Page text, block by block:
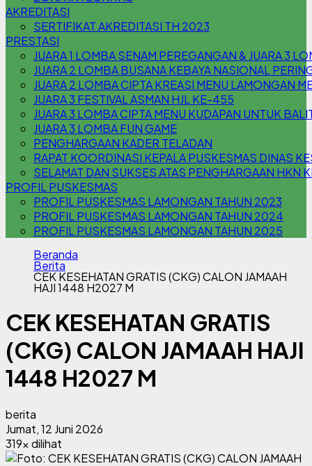
AKREDITASI
SERTIFIKAT AKREDITASI TH 2023
PRESTASI
JUARA 1 LOMBA SENAM PEREGANGAN & JUARA 3
JUARA 2 LOMBA BUSANA KEBAYA NASIONAL
JUARA 2 LOMBA CIPTA KREASI MENU LAMONGAN
JUARA 3 FESTIVAL ASMAN HJL KE-455
JUARA 3 LOMBA CIPTA MENU KUDAPAN UNTUK
JUARA 3 LOMBA FUN GAME
PENGHARGAAN KADER TELADAN
RAPAT KOORDINASI KEPALA PUSKESMAS DINAS
SELAMAT DAN SUKSES ATAS PENGHARGAAN HKN
PROFIL PUSKESMAS
PROFIL PUSKESMAS LAMONGAN TAHUN 2023
PROFIL PUSKESMAS LAMONGAN TAHUN 2024
PROFIL PUSKESMAS LAMONGAN TAHUN 2025
Beranda
Berita
CEK KESEHATAN GRATIS (CKG) CALON JAMAAH
HAJI 1448 H2027 M
CEK KESEHATAN GRATIS
(CKG) CALON JAMAAH HAJI
1448 H2027 M
berita
Jumat, 12 Juni 2026
319x dilihat